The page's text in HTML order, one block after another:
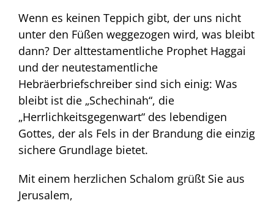
Wenn es keinen Teppich gibt, der uns nicht
unter den Füßen weggezogen wird, was bleibt
dann? Der alttestamentliche Prophet Haggai
und der neutestamentliche
Hebräerbriefschreiber sind sich einig: Was
bleibt ist die „Schechinah“, die
„Herrlichkeitsgegenwart“ des lebendigen
Gottes, der als Fels in der Brandung die einzig
sichere Grundlage bietet.
Mit einem herzlichen Schalom grüßt Sie aus
Jerusalem,